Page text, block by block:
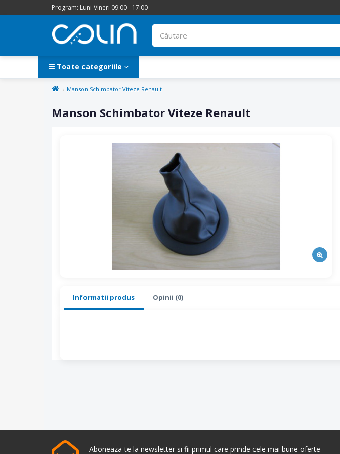
Program: Luni-Vineri 09:00 - 17:00
Toate categoriile
Manson Schimbator Viteze Renault
Manson Schimbator Viteze Renault
Informatii produs Opinii (0)
Aboneaza-te la newsletter si fii primul care prinde cele mai bune oferte